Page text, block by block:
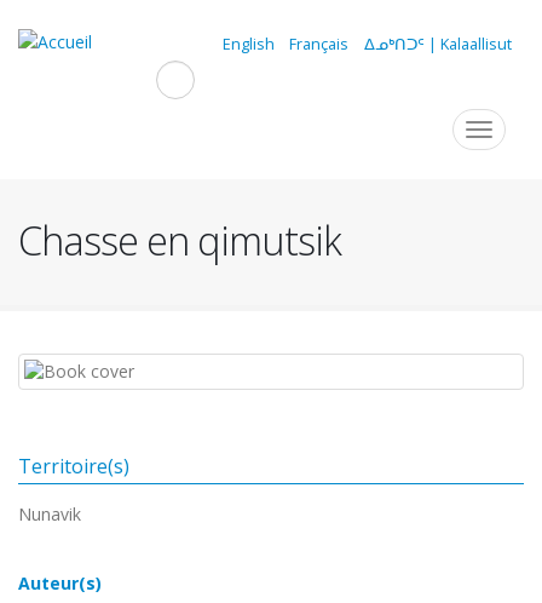
English Français ᐃᓄᒃᑎᑐᑦ | Kalaallisut
Toggle
Chasse en qimutsik
Territoire(s)
Nunavik
Auteur(s)